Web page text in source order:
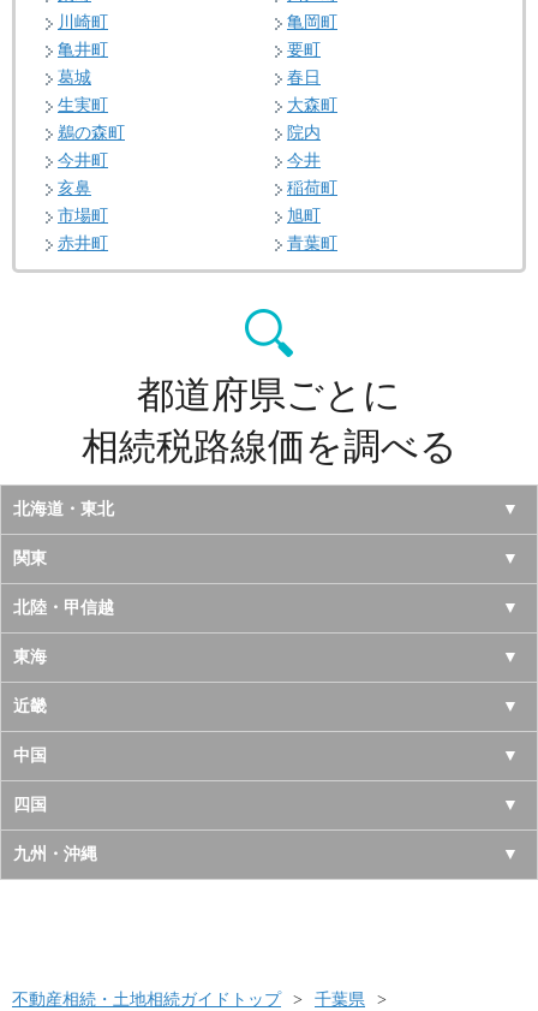
川崎町
亀岡町
亀井町
要町
葛城
春日
生実町
大森町
鵜の森町
院内
今井町
今井
亥鼻
稲荷町
市場町
旭町
赤井町
青葉町
都道府県ごとに
相続税路線価を調べる
北海道・東北
北海道
青森県
岩手県
宮城県
秋田県
山形県
福島県
関東
東京都
神奈川県
千葉県
埼玉県
茨城県
栃木県
北陸・甲信越
山梨県
長野県
新潟県
富山県
石川県
東海
愛知県
岐阜県
三重県
静岡県
近畿
大阪府
京都府
兵庫県
和歌山県
中国
鳥取県
島根県
山口県
四国
徳島県
高知県
九州・沖縄
長崎県
不動産相続・土地相続ガイドトップ 千葉県